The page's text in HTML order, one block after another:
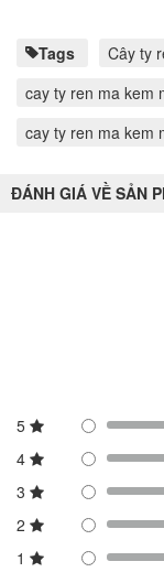
Tags
Cây ty
cay ty ren ma kem
cay ty ren ma kem
ĐÁNH GIÁ VỀ SẢN
5
4
3
2
1